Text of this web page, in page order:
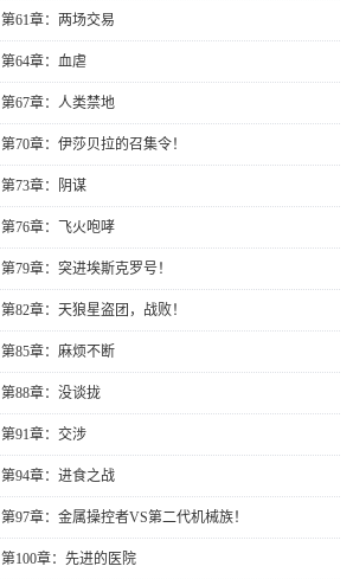
第61章：两场交易
第64章：血虐
第67章：人类禁地
第70章：伊莎贝拉的召集令！
第73章：阴谋
第76章：飞火咆哮
第79章：突进埃斯克罗号！
第82章：天狼星盗团，战败！
第85章：麻烦不断
第88章：没谈拢
第91章：交涉
第94章：进食之战
第97章：金属操控者VS第二代机械族！
第100章：先进的医院